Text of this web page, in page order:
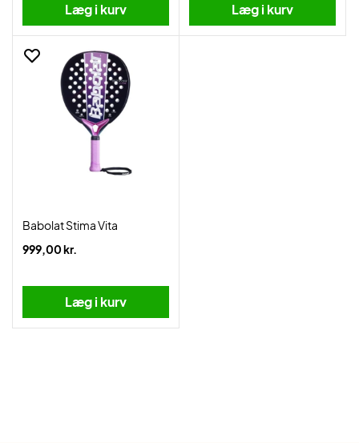
Læg i kurv Læg i kurv
Babolat Stima Vita
999,00 kr.
Læg i kurv